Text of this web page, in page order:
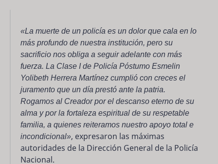
«La muerte de un policía es un dolor que cala en lo
más profundo de nuestra institución, pero su
sacrificio nos obliga a seguir adelante con más
fuerza. La Clase I de Policía Póstumo Esmelin
Yolibeth Herrera Martínez cumplió con creces el
juramento que un día prestó ante la patria.
Rogamos al Creador por el descanso eterno de su
alma y por la fortaleza espiritual de su respetable
familia, a quienes reiteramos nuestro apoyo total e
incondicional», expresaron las máximas
autoridades de la Dirección General de la Policía
Nacional.